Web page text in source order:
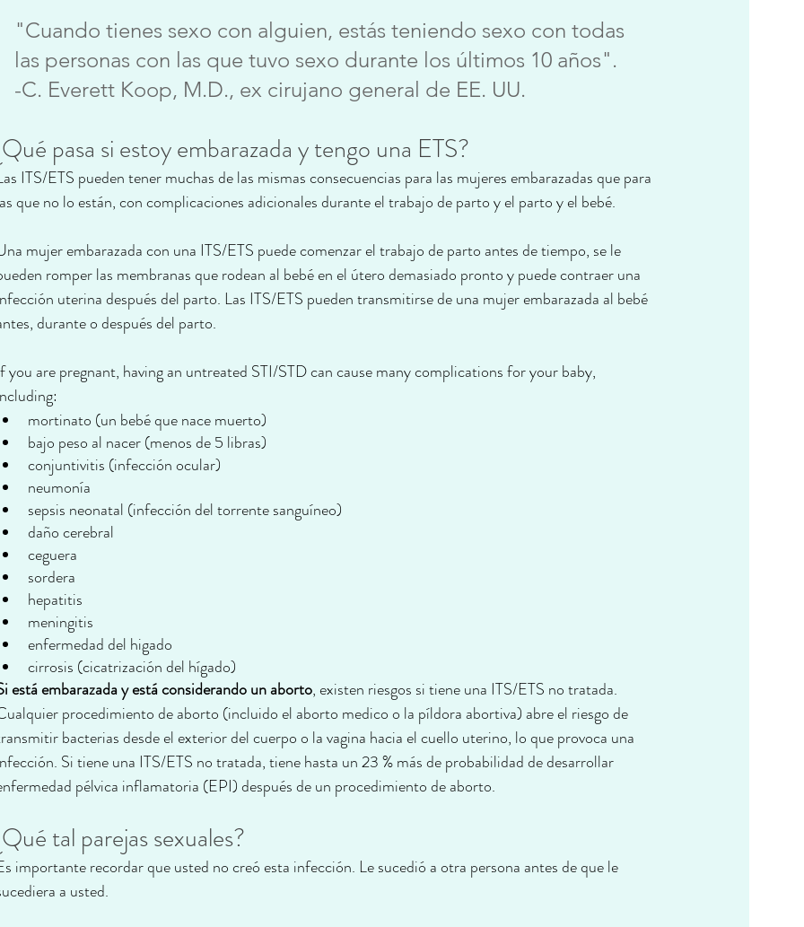
"Cuando tienes sexo con alguien, estás teniendo sexo con todas
las personas con las que tuvo sexo durante los últimos 10 años".
-C. Everett Koop, M.D., ex cirujano general de EE. UU.
pasa si estoy embarazada y tengo una ETS?
ITS/ETS pueden tener muchas de las mismas consecuencias para las mujeres embarazadas que para
que no lo están, con complicaciones adicionales durante el trabajo de parto y el parto y el bebé.
mujer embarazada con una ITS/ETS puede comenzar el trabajo de parto antes de tiempo, se le
romper las membranas que rodean al bebé en el útero demasiado pronto y puede contraer una
uterina después del parto. Las ITS/ETS pueden transmitirse de una mujer embarazada al bebé
durante o después del parto.
you are pregnant, having an untreated STI/STD can cause many complications for your baby,
mortinato (un bebé que nace muerto)
bajo peso al nacer (menos de 5 libras)
conjuntivitis (infección ocular)
neumonía
sepsis neonatal (infección del torrente sanguíneo)
daño cerebral
ceguera
sordera
hepatitis
meningitis
enfermedad del higado
cirrosis (cicatrización del hígado)
está embarazada y está considerando un aborto, existen riesgos si tiene una ITS/ETS no tratada.
procedimiento de aborto (incluido el aborto medico o la píldora abortiva) abre el riesgo de
bacterias desde el exterior del cuerpo o la vagina hacia el cuello uterino, lo que provoca una
Si tiene una ITS/ETS no tratada, tiene hasta un 23 % más de probabilidad de desarrollar
pélvica inflamatoria (EPI) después de un procedimiento de aborto.
tal parejas sexuales?
importante recordar que usted no creó esta infección. Le sucedió a otra persona antes de que le
a usted.